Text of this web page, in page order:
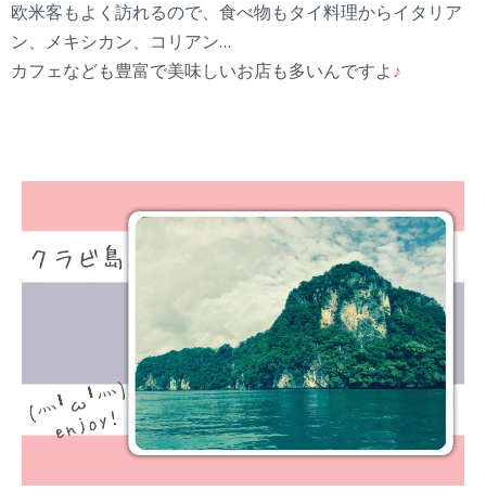
欧米客もよく訪れるので、食べ物もタイ料理からイタリア
ン、メキシカン、コリアン…
カフェなども豊富で美味しいお店も多いんですよ ♪